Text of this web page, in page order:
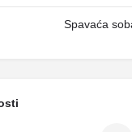
Spavaća